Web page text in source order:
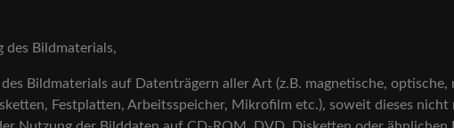
des Bildmaterials,
Bildmaterials auf Datenträgern aller Art (z.B. magnetische,
Festplatten, Arbeitsspeicher, Mikrofilm etc.), soweit dieses